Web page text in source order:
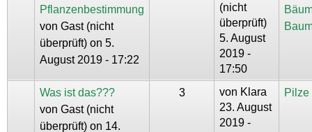
Pflanzenbestimmung
von Gast (nicht
überprüft) on 5.
August 2019 - 17:22
(nicht
überprüft)
5. August
2019 -
17:50
Was ist das???
von Gast (nicht
überprüft) on 14.
3 von Klara
23. August
2019 -
Pilze